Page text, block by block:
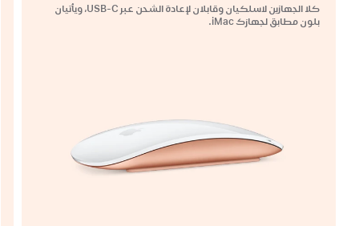
كلا الجهازين لاسلكيان وقابلان لإعادة الشحن عبر USB-C، ويأتيان
بلون مطابق لجهازك iMac.